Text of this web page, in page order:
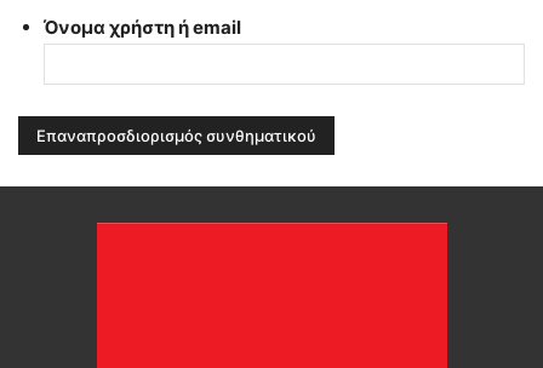
Όνομα χρήστη ή email